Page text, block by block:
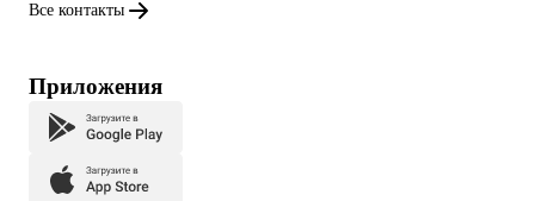
Все контакты
Приложения